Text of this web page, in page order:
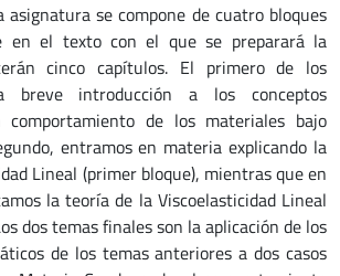
se compone de cuatro bloques
en el texto con el que se preparará la
cinco capítulos. El primero de los
breve introducción a los conceptos
comportamiento de los materiales bajo
entramos en materia explicando la
Lineal (primer bloque), mientras que en
la teoría de la Viscoelasticidad Lineal
dos temas finales son la aplicación de los
de los temas anteriores a dos casos